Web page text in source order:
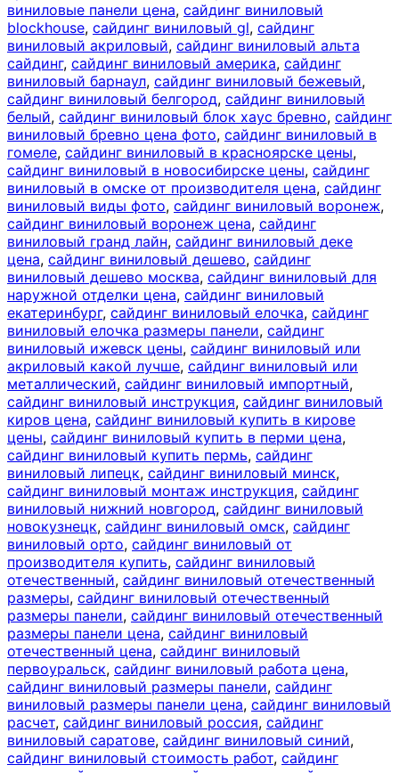
виниловые панели цена, сайдинг виниловый
blockhouse, сайдинг виниловый gl, сайдинг
виниловый акриловый, сайдинг виниловый альта
сайдинг, сайдинг виниловый америка, сайдинг
виниловый барнаул, сайдинг виниловый бежевый,
сайдинг виниловый белгород, сайдинг виниловый
белый, сайдинг виниловый блок хаус бревно, сайдинг
виниловый бревно цена фото, сайдинг виниловый в
гомеле, сайдинг виниловый в красноярске цены,
сайдинг виниловый в новосибирске цены, сайдинг
виниловый в омске от производителя цена, сайдинг
виниловый виды фото, сайдинг виниловый воронеж,
сайдинг виниловый воронеж цена, сайдинг
виниловый гранд лайн, сайдинг виниловый деке
цена, сайдинг виниловый дешево, сайдинг
виниловый дешево москва, сайдинг виниловый для
наружной отделки цена, сайдинг виниловый
екатеринбург, сайдинг виниловый елочка, сайдинг
виниловый елочка размеры панели, сайдинг
виниловый ижевск цены, сайдинг виниловый или
акриловый какой лучше, сайдинг виниловый или
металлический, сайдинг виниловый импортный,
сайдинг виниловый инструкция, сайдинг виниловый
киров цена, сайдинг виниловый купить в кирове
цены, сайдинг виниловый купить в перми цена,
сайдинг виниловый купить пермь, сайдинг
виниловый липецк, сайдинг виниловый минск,
сайдинг виниловый монтаж инструкция, сайдинг
виниловый нижний новгород, сайдинг виниловый
новокузнецк, сайдинг виниловый омск, сайдинг
виниловый орто, сайдинг виниловый от
производителя купить, сайдинг виниловый
отечественный, сайдинг виниловый отечественный
размеры, сайдинг виниловый отечественный
размеры панели, сайдинг виниловый отечественный
размеры панели цена, сайдинг виниловый
отечественный цена, сайдинг виниловый
первоуральск, сайдинг виниловый работа цена,
сайдинг виниловый размеры панели, сайдинг
виниловый размеры панели цена, сайдинг виниловый
расчет, сайдинг виниловый россия, сайдинг
виниловый саратове, сайдинг виниловый синий,
сайдинг виниловый стоимость работ, сайдинг